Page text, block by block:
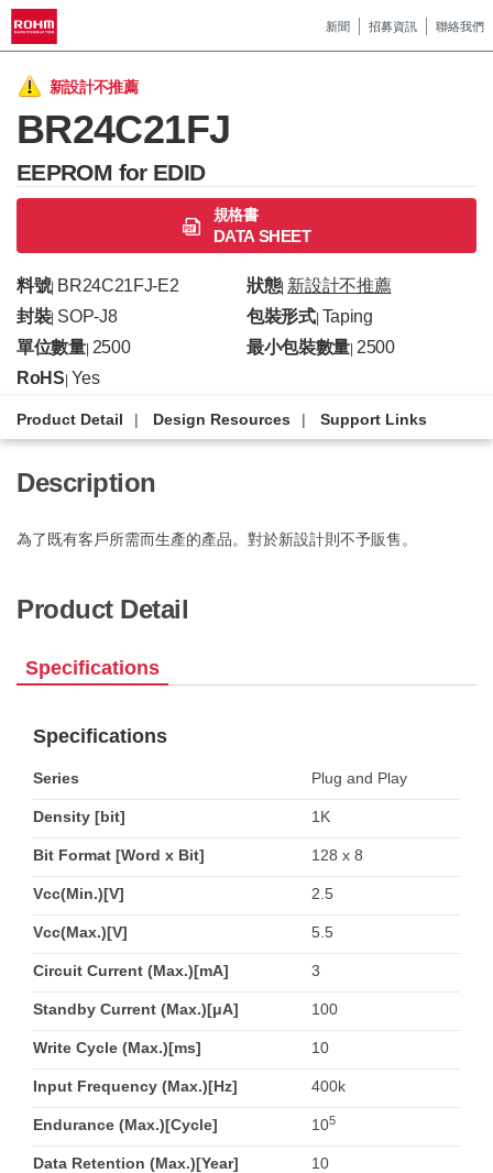
新聞 招募資訊 聯絡我們
新設計不推薦
BR24C21FJ
EEPROM for EDID
規格書
DATA SHEET
料號| BR24C21FJ-E2 狀態| 新設計不推薦
封裝| SOP-J8 包裝形式| Taping
單位數量| 2500 最小包裝數量 |2500
RoHS Yes
Product Detail Design Resources Support Links
Description
為了既有客戶所需而生產的產品。對於新設計則不予販售。
Product Detail
Specifications
Specifications
Series Plug and Play
Density [bit] 1K
Bit Format [Word x Bit] 128 x 8
Vcc(Min.)[V] 2.5
Vcc(Max.)[V] 5.5
Circuit Current (Max.)[mA] 3
Standby Current (Max.)[μA] 100
Write Cycle (Max.)[ms] 10
Input Frequency (Max.)[Hz] 400k
Endurance (Max.)[Cycle] 105
Data Retention (Max.)[Year] 10